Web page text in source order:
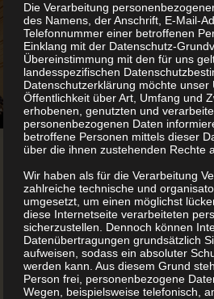
Die Verarbeitung
des Namens, der Anschrift, E-Mail-
Telefonnummer einer betroffenen
Einklang mit der Datenschutz-
Übereinstimmung mit den für uns
landesspezifischen
Datenschutzerklärung möchte unser
Öffentlichkeit über Art, Umfang und
erhobenen, genutzten und
personenbezogenen Daten
betroffene Personen mittels dieser
über die ihnen zustehenden Rechte
Wir haben als für die Verarbeitung
zahlreiche technische und
umgesetzt, um einen möglichst
diese Internetseite verarbeiteten
sicherzustellen. Dennoch können
Datenübertragungen grundsätzlich
aufweisen, sodass ein absoluter
werden kann. Aus diesem Grund
Person frei, personenbezogene
Wegen, beispielsweise telefonisch,